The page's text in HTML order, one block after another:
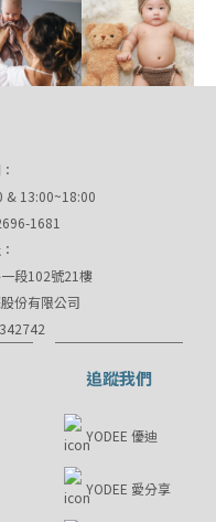
& 13:00~18:00
1681
段102號21樓
份有限公司
追蹤我們
YODEE 優迪
YODEE 愛分享